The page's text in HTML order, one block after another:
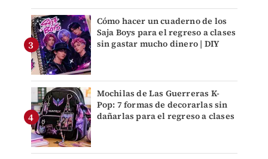
Cómo hacer un cuaderno de los
Saja Boys para el regreso a clases
sin gastar mucho dinero | DIY
Mochilas de Las Guerreras K-
Pop: 7 formas de decorarlas sin
dañarlas para el regreso a clases